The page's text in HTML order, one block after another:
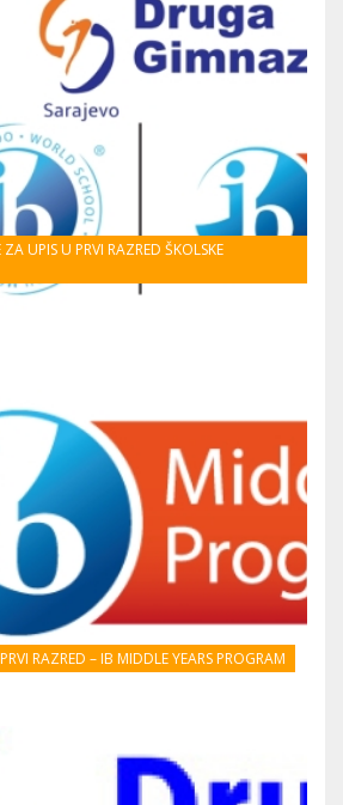
UPIS U PRVI RAZRED ŠKOLSKE
RAZRED – IB MIDDLE YEARS PROGRAM